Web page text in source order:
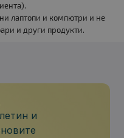
лаптопи и компютри и не
и други продукти.
и